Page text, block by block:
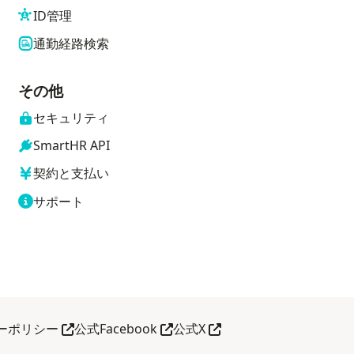
ID管理
通勤経路検索
その他
セキュリティ
SmartHR API
契約と支払い
サポート
ポリシー 別タブで開く
公式Facebook別タブで開く
公式X別タブで開く